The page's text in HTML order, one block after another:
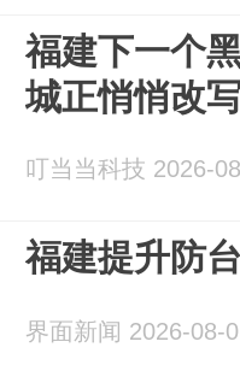
福建下一个
城正悄悄改
叮当当科技 2026-
福建提升防
界面新闻 2026-08-